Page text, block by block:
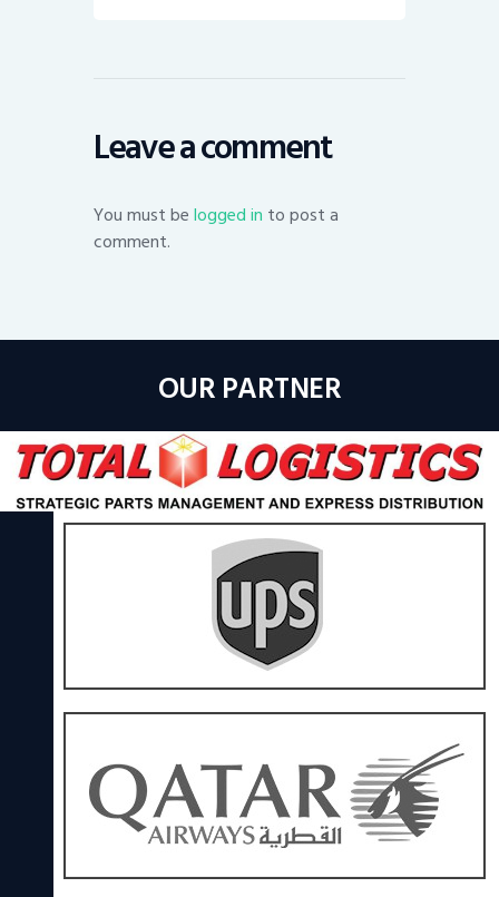
Leave a comment
You must belogged in to post a
comment.
OUR PARTNER